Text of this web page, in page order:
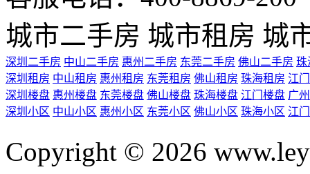
城市二手房 城市租房 城
深圳二手房 中山二手房 惠州二手房 东莞二手房 佛山二手房 珠
深圳租房 中山租房 惠州租房 东莞租房 佛山租房 珠海租房 江
深圳楼盘 惠州楼盘 东莞楼盘 佛山楼盘 珠海楼盘 江门楼盘 广
深圳小区 中山小区 惠州小区 东莞小区 佛山小区 珠海小区 江
Copyright © 2026